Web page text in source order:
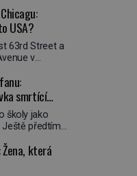
USA?
63rd Street a
v
nápis ani
přesto prý
neradi
tady
vrah H. H.
past na lidi
smrtící
školy jako
Ještě předtím
dobře
budovu ani
se před ní
Žena, která